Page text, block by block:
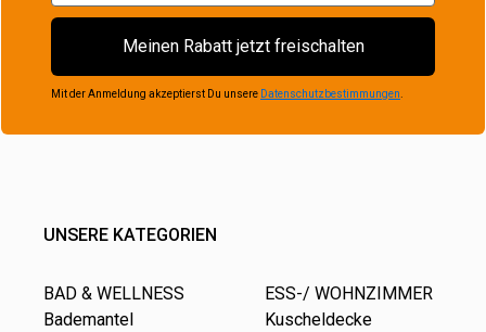
Meinen Rabatt jetzt freischalten
Mit der Anmeldung akzeptierst Du unsere Datenschutzbestimmungen
UNSERE KATEGORIEN
BAD & WELLNESS
Bademantel
ESS-/ WOHNZIMMER
Kuscheldecke